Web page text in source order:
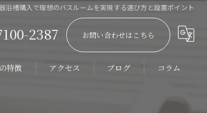
浴槽購入で理想のバスルームを実現する選び方と設置ポイント
2387 お問い合わせはこちら
特徴 アクセス ブログ コラム